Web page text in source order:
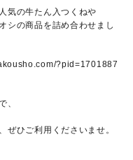
気の牛たん入つくねや
シの商品を詰め合わせまし
?pid=1701887
、
ぜひご利用くださいませ。